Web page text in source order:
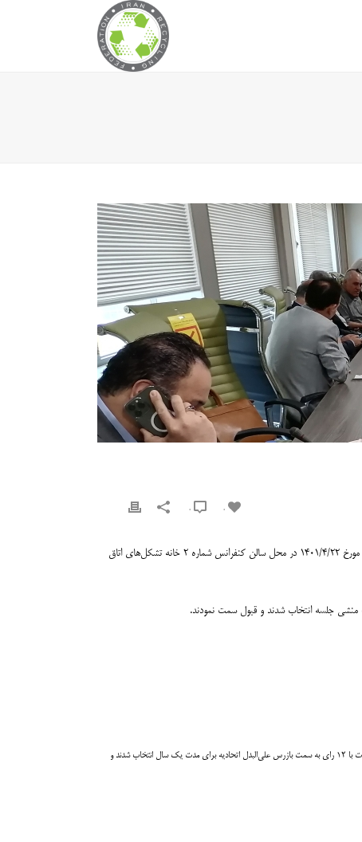
0
پیرو آگهی فراخوان منتشره در روزنامه شهروند مورخ ۱۴۰۱/۴/۷، جلسات مجامع عمومی عادی سالیانه و عمومی فوق‌العاده اتحادیه صنایع بازیافت ایران از ساعت ۱۴ روز چهارشنبه مورخ ۱۴۰۱/۴/۲۲ در محل سالن کنفرانس شماره ۲ خانه تشکل‌های اتاق
منشی جلسه انتخاب شدند و قبول سمت نمودند.
جهت انتخاب بازرس قانونی رای‌گیری به عمل آمد و سرکار خانم ناهیده مینایی نوبریان از کارگروه بازیافت مواد پلیمری با ۱۴ رای به سمت بازرس اصلی و آقای علی تیموری از کارگروه بازیافت فلزات با ۱۲ رای به سمت بازرس علی‌البدل اتحادیه برای مدت یک سال انتخاب شدند و